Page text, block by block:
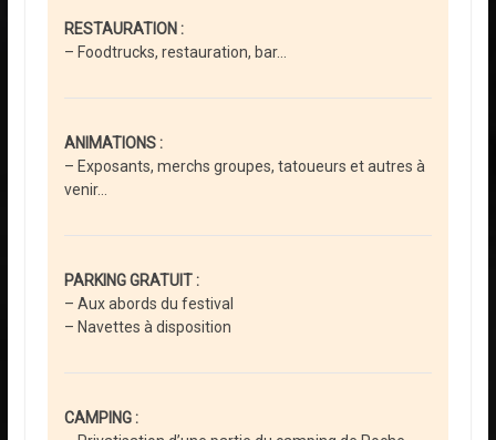
RESTAURATION :
– Foodtrucks, restauration, bar…
ANIMATIONS :
– Exposants, merchs groupes, tatoueurs et autres à
venir…
PARKING GRATUIT :
– Aux abords du festival
– Navettes à disposition
CAMPING :